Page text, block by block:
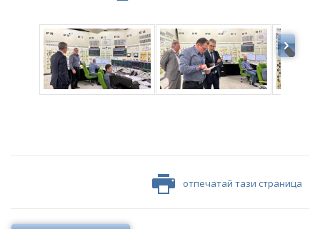
отпечатай тази страница